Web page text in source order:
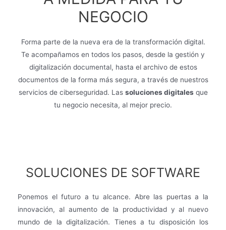
NEGOCIO
Forma parte de la nueva era de la transformación digital.
Te acompañamos en todos los pasos, desde la gestión y
digitalización documental, hasta el archivo de estos
documentos de la forma más segura, a través de nuestros
servicios de ciberseguridad. Las soluciones digitalesque
tu negocio necesita, al mejor precio.
SOLUCIONES DE SOFTWARE
Ponemos el futuro a tu alcance. Abre las puertas a la
innovación, al aumento de la productividad y al nuevo
mundo de la digitalización. Tienes a tu disposición los